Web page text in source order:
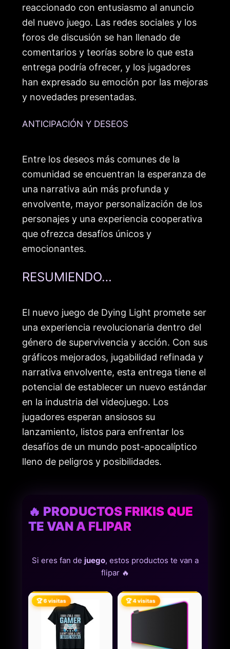
reaccionado con entusiasmo al anuncio
del nuevo juego. Las redes sociales y los
foros de discusión se han llenado de
comentarios y teorías sobre lo que esta
entrega podría ofrecer, y los jugadores
han expresado su emoción por las mejoras
y novedades presentadas.
ANTICIPACIÓN Y DESEOS
Entre los deseos más comunes de la
comunidad se encuentran la esperanza de
una narrativa aún más profunda y
envolvente, mayor personalización de los
personajes y una experiencia cooperativa
que ofrezca desafíos únicos y
emocionantes.
RESUMIENDO…
El nuevo juego de Dying Light promete ser
una experiencia revolucionaria dentro del
género de supervivencia y acción. Con sus
gráficos mejorados, jugabilidad refinada y
narrativa envolvente, esta entrega tiene el
potencial de establecer un nuevo estándar
en la industria del videojuego. Los
jugadores esperan ansiosos su
lanzamiento, listos para enfrentar los
desafíos de un mundo post-apocalíptico
lleno de peligros y posibilidades.
🔥 PRODUCTOS FRIKIS QUE
TE VAN A FLIPAR
Si eres fan de juego, estos productos te van a
flipar 🔥
🏆 6 visitas 🏆 4 visitas